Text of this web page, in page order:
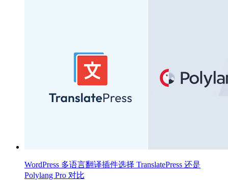
WordPress 多语言翻译插件选择 TranslatePress 还是
Polylang Pro 对比